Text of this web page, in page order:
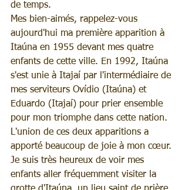
de temps.
Mes bien-aimés, rappelez-vous
aujourd'hui ma première apparition à
Itaúna en 1955 devant mes quatre
enfants de cette ville. En 1992, Itaúna
s'est unie à Itajaí par l'intermédiaire de
mes serviteurs Ovídio (Itaúna) et
Eduardo (Itajaí) pour prier ensemble
pour mon triomphe dans cette nation.
L'union de ces deux apparitions a
apporté beaucoup de joie à mon cœur.
Je suis très heureux de voir mes
enfants aller fréquemment visiter la